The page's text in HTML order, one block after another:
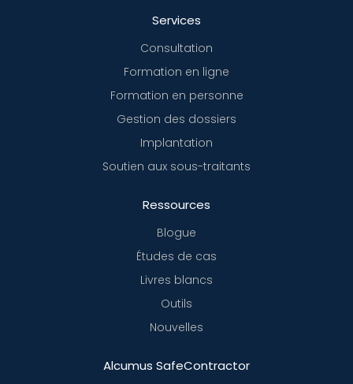
Services
Consultation
Formation en ligne
Formation en personne
Gestion des dossiers
Implantation
Soutien aux sous-traitants
Ressources
Blogue
Études de cas
Livres blancs
Outils
Nouvelles
Alcumus SafeContractor